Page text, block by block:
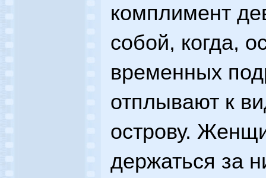
комплимент
собой, когда,
временных
отплывают к
острову.
держаться за